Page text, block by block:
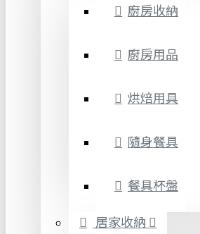
廚房收納
廚房用品
烘焙用具
隨身餐具
餐具杯盤
居家收納